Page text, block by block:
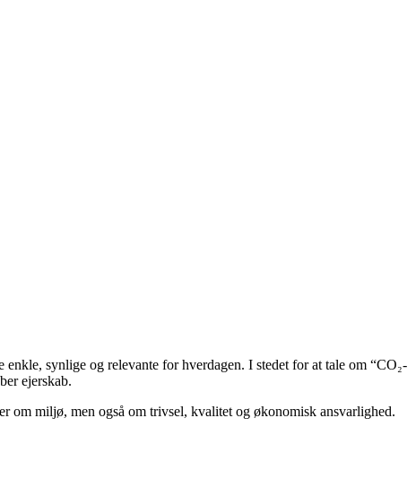
synlige og relevante for hverdagen. I stedet for at tale om “CO₂-
ejerskab.
om miljø, men også om trivsel, kvalitet og økonomisk ansvarlighed.